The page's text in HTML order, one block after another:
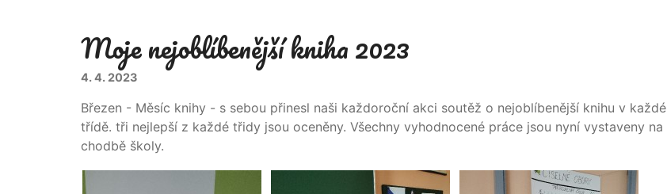
Moje nejoblíbenější kniha 2023
4. 4. 2023
Březen - Měsíc knihy - s sebou přinesl naši každoroční akci soutěž o nejoblíbenější knihu v každé
třídě. tři nejlepší z každé třidy jsou oceněny. Všechny vyhodnocené práce jsou nyní vystaveny na
chodbě školy.